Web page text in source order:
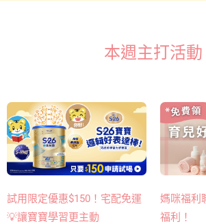
本週主打活動
試用限定優惠$150！宅配免運
💡讓寶寶學習更主動
媽咪福利
福利！